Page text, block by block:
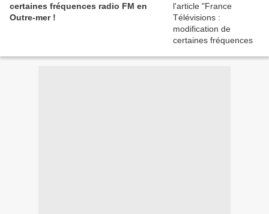
certaines fréquences radio FM en
Outre-mer !